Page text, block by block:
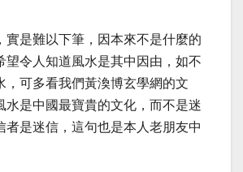
實是難以下筆，因本來不是什麼的
望令人知道風水是其中因由，如不
，可多看我們黃渙博玄學網的文
水是中國最寶貴的文化，而不是迷
者是迷信，這句也是本人老朋友中